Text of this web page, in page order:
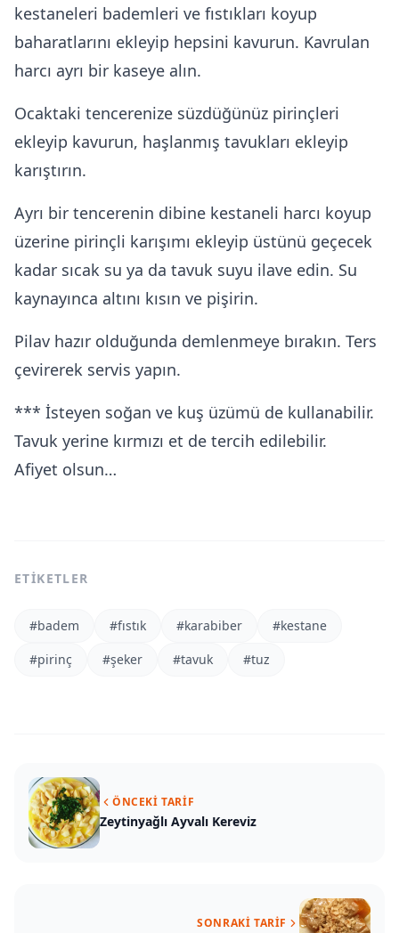
kestaneleri bademleri ve fıstıkları koyup
baharatlarını ekleyip hepsini kavurun. Kavrulan
harcı ayrı bir kaseye alın.
Ocaktaki tencerenize süzdüğünüz pirinçleri
ekleyip kavurun, haşlanmış tavukları ekleyip
karıştırın.
Ayrı bir tencerenin dibine kestaneli harcı koyup
üzerine pirinçli karışımı ekleyip üstünü geçecek
kadar sıcak su ya da tavuk suyu ilave edin. Su
kaynayınca altını kısın ve pişirin.
Pilav hazır olduğunda demlenmeye bırakın. Ters
çevirerek servis yapın.
*** İsteyen soğan ve kuş üzümü de kullanabilir.
Tavuk yerine kırmızı et de tercih edilebilir.
Afiyet olsun…
ETIKETLER
#badem #fıstık #karabiber #kestane
#pirinç #şeker #tavuk #tuz
ÖNCEKI TARIF
Zeytinyağlı Ayvalı Kereviz
SONRAKI TARIF